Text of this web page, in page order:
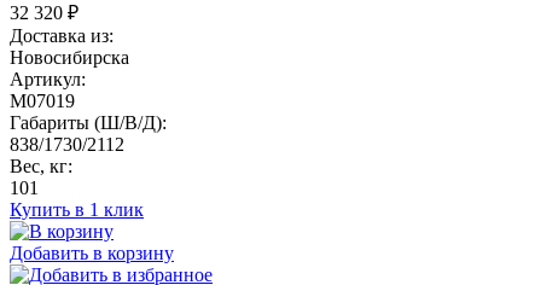
32 320 ₽
Доставка из:
Новосибирска
Артикул:
M07019
Габариты (Ш/В/Д):
838/1730/2112
Вес, кг:
101
Купить в 1 клик
Добавить в корзину